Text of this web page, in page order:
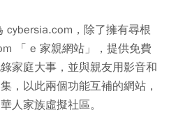
cybersia.com，除了擁有尋根
「 e 家親網站」，提供免費
家庭大事，並與親友用影音和
，以此兩個功能互補的網站，
人家族虛擬社區。